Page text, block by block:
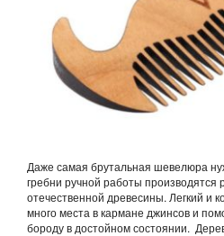
Даже самая брутальная шевелюра
гребни ручной работы производятся
отечественной древесины. Легкий и
много места в кармане джинсов и
бороду в достойном состоянии.